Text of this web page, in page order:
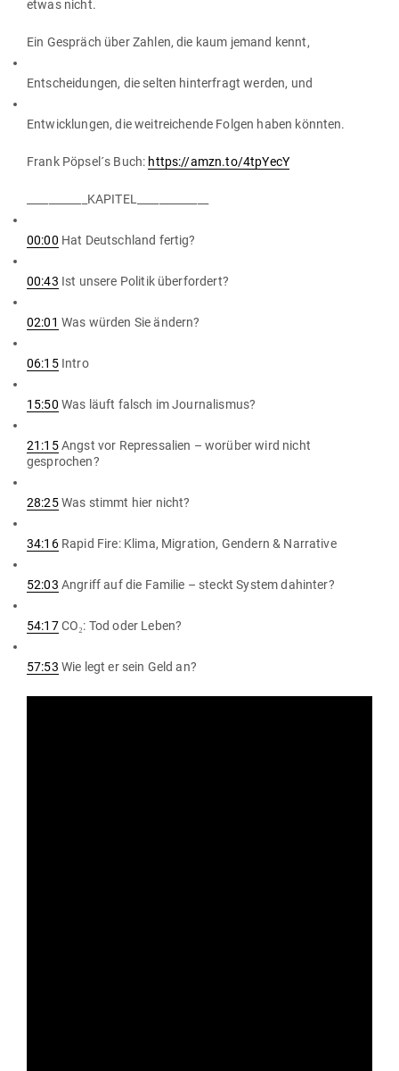
etwas nicht.
Ein Gespräch über Zahlen, die kaum jemand kennt,
Ent­schei­dungen, die selten hin­ter­fragt werden, und
Ent­wick­lungen, die weit­rei­chende Folgen haben könnten.
Frank Pöpsel´s Buch: https://amzn.to/4tpYecY
___________KAPITEL_____________
00:00 Hat Deutschland fertig?
00:43 Ist unsere Politik überfordert?
02:01 Was würden Sie ändern?
06:15Intro
15:50 Was läuft falsch im Journalismus?
21:15Angst vor Repres­salien – worüber wird nicht
gesprochen?
28:25Was stimmt hier nicht?
34:16Rapid Fire: Klima, Migration, Gendern & Narrative
52:03 Angriff auf die Familie – steckt System dahinter?
54:17CO₂: Tod oder Leben?
57:53 Wie legt er sein Geld an?